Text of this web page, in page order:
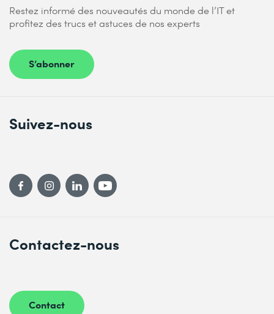
Restez informé des nouveautés du monde de l’IT et
profitez des trucs et astuces de nos experts
S’abonner
Contactez-nous
Contact
Suivez-nous